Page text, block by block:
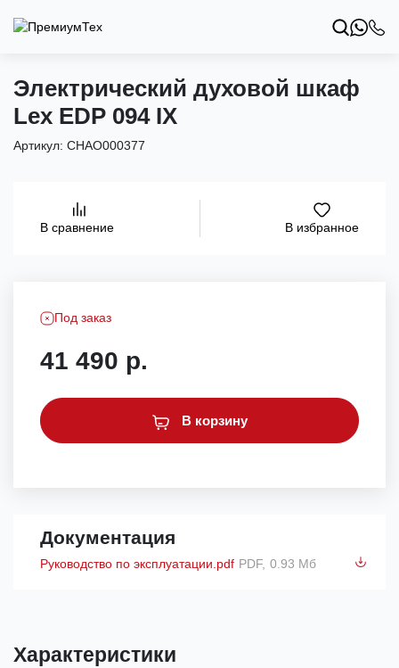
Электрический духовой шкаф
Lex EDP 094 IX
Артикул: CHAO000377
В сравнение В избранное
Под заказ
41 490 р.
В корзину
Документация
Руководство по эксплуатации.pdf PDF, 0.93 Мб
Характеристики